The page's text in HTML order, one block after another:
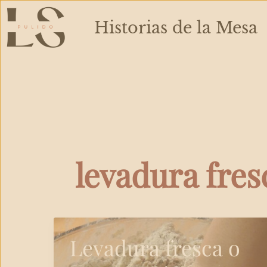
al
contenido
Historias de la Mesa
levadura
Levadura fresca o